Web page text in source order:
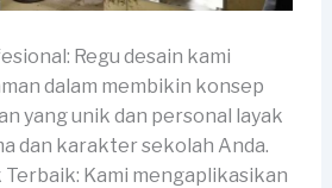
Regu desain kami
dalam membikin konsep
yang unik dan personal layak
dan karakter sekolah Anda.
Kami mengaplikasikan